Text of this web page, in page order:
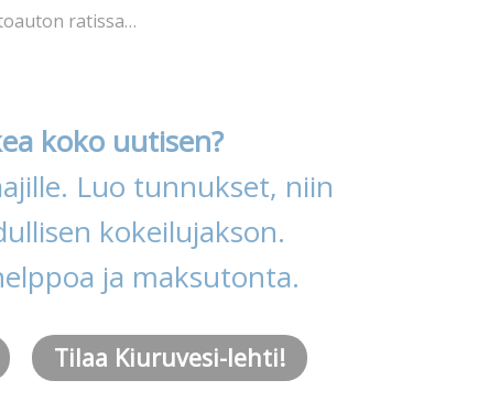
ratissa…
koko uutisen?
Luo tunnukset, niin
kokeilujakson.
ja maksutonta.
Tilaa Kiuruvesi-lehti!